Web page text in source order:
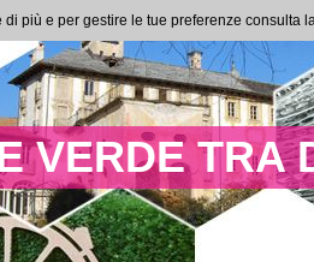
VERDE TRA
più e per gestire le tue preferenze consulta